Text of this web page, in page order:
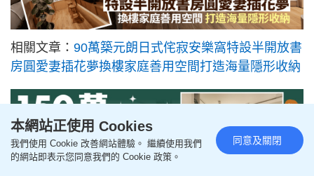
相關文章： 90萬築元朗日式侘寂安樂窩特設半開放書
房圓愛妻插花夢換樓家庭善用空間打造海量隱形收納
本網站正使用 Cookies
我們使用 Cookie 改善網站體驗。 繼續使用我們
的網站即表示您同意我們的 Cookie 政策。
同意及關閉